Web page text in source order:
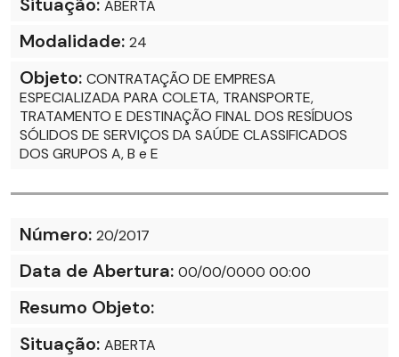
Situação: ABERTA
Modalidade: 24
Objeto: CONTRATAÇÃO DE EMPRESA
ESPECIALIZADA PARA COLETA, TRANSPORTE,
TRATAMENTO E DESTINAÇÃO FINAL DOS RESÍDUOS
SÓLIDOS DE SERVIÇOS DA SAÚDE CLASSIFICADOS
DOS GRUPOS A, B e E
Número: 20/2017
Data de Abertura: 00/00/0000 00:00
Resumo Objeto:
Situação: ABERTA